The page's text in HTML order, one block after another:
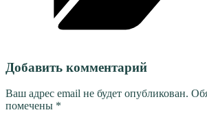
Добавить комментарий
Ваш адрес email не будет опубликован.
помечены *